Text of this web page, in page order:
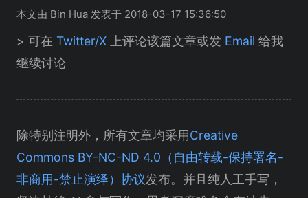
本文由 Bin Hua 发表于 2018-03-17 15:36:50
> 可在 Twitter/X 上评论该篇文章或发 Email 给我
继续讨论
除特别注明外，所有文章均采用Creative
Commons BY-NC-ND 4.0（自由转载-保持署名-
非商用-禁止演绎）协议发布。并且纯人工手写，